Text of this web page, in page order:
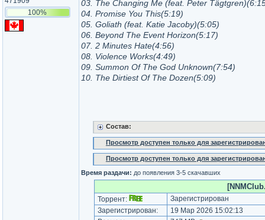
100%
03. The Changing Me (feat. Peter
04. Promise You This(5:19)
05. Goliath (feat. Katie Jacoby)(5:05)
06. Beyond The Event Horizon(5:17)
07. 2 Minutes Hate(4:56)
08. Violence Works(4:49)
09. Summon Of The God Unknown(7:54)
10. The Dirtiest Of The Dozen(5:09)
Состав:
Просмотр доступен только для
Просмотр доступен только для
Время раздачи: до появления 3-5 скачавших
Торрент:
Зарегистрирован
Зарегистрирован:
19 Мар 2026 15:02:13